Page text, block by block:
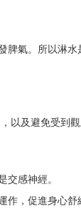
氣。所以淋
及避免受到
感神經。
，促進身心